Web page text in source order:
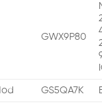
GWX9P80
GS5QA7K